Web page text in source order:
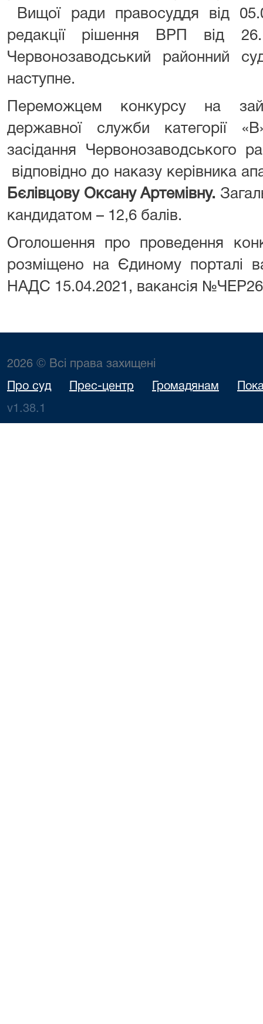
Вищої ради правосуддя від
редакції рішення ВРП від
Червонозаводський районний
наступне.
Переможцем конкурсу на
державної служби категорії
засідання Червонозаводського
відповідно до наказу керівника
Бєлівцову Оксану Артемівну.
кандидатом – 12,6 балів.
Оголошення про проведення
розміщено на Єдиному порталі
НАДС 15.04.2021, вакансія
2026 © Всі права захищені
Про суд Прес-центр Громадянам
v1.38.1